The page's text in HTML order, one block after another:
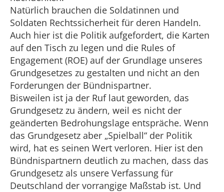
Natürlich brauchen die Soldatinnen und
Soldaten Rechtssicherheit für deren Handeln.
Auch hier ist die Politik aufgefordert, die Karten
auf den Tisch zu legen und die Rules of
Engagement (ROE) auf der Grundlage unseres
Grundgesetzes zu gestalten und nicht an den
Forderungen der Bündnispartner.
Bisweilen ist ja der Ruf laut geworden, das
Grundgesetz zu ändern, weil es nicht der
geänderten Bedrohungslage entspräche. Wenn
das Grundgesetz aber „Spielball“ der Politik
wird, hat es seinen Wert verloren. Hier ist den
Bündnispartnern deutlich zu machen, dass das
Grundgesetz als unsere Verfassung für
Deutschland der vorrangige Maßstab ist. Und